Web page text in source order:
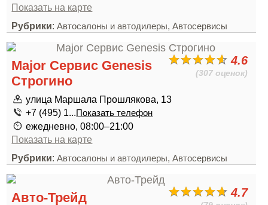
Показать на карте
Рубрики:Автосалоны и автодилеры,Автосервисы
4.6
(307 оценок)
Major Сервис Genesis
Строгино
улица Маршала Прошлякова, 13
+7 (495) 1...Показать телефон
ежедневно, 08:00–21:00
Показать на карте
Рубрики:Автосалоны и автодилеры,Автосервисы
4.7
Авто-Трейд